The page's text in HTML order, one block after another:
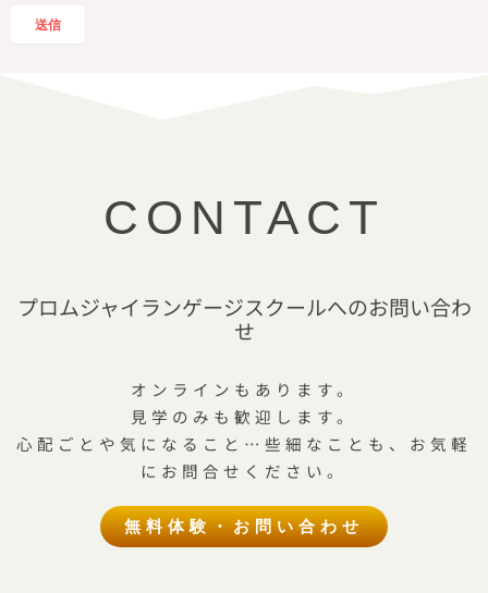
CONTACT
プロムジャイランゲージスクールへのお問い合わ
せ
オンラインもあります。
見学のみも歓迎します。
心配ごとや気になること…些細なことも、お気軽
にお問合せください。
無料体験・お問い合わせ